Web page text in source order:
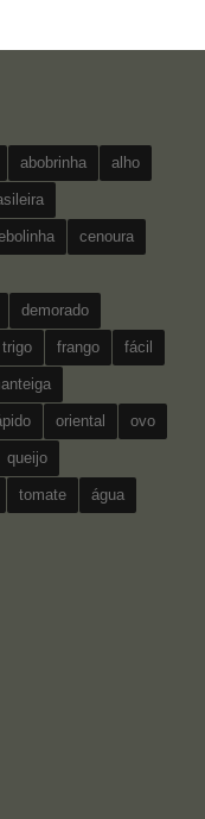
abobrinha alho
cenoura
demorado
frango fácil
oriental ovo
queijo
tomate água